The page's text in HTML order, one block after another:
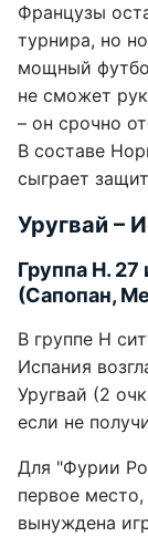
Французы
турнира, но
мощный
не сможет
– он срочно
В составе
сыграет
Уругвай –
Группа Н.
(Сапопан,
В группе H
Испания
Уругвай (2
если не
Для "Фурии
первое
вынуждена